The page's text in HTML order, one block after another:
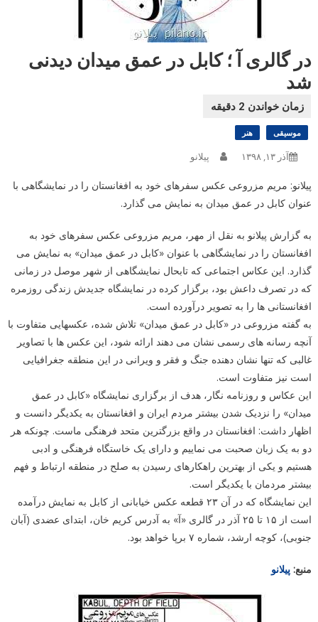
در گالری آ ؛ کابل در عمق میدان دیدنی
شد
موسیقی هنر
آذر ۱۳, ۱۳۹۸ پیلانو
پیلانو: مریم مزروعی عکس سفرهای خود به افغانستان را در نمایشگاهی با
عنوان کابل در عمق میدان به نمایش می گذارد.
به گزارش پیلانو به نقل از مهر، مریم مزروعی عکس سفرهای خود به
افغانستان را در نمایشگاهی با عنوان «کابل در عمق میدان» به نمایش می
گذارد. این عکاس اجتماعی که تابحال نمایشگاهی از شهر موصل در زمانی
که در تصرف داعش بود، برگزار کرده در نمایشگاه جدیدش زندگی روزمره
افغانستانی ها را به تصویر درآورده است.
به گفته مزروعی در «کابل در عمق میدان» تلاش شده، عکسهایی متفاوت با
آنچه رسانه های رسمی نشان می دهند ارائه شود، این عکس ها با تصاویر
غالبی که تنها نشان دهنده جنگ و فقر و ویرانی در این منطقه جغرافیایی
است نیز متفاوت است.
این عکاس و روزنامه نگار، هدف از برگزاری نمایشگاه «کابل در عمق
میدان» را نزدیک شدن بیشتر مردم ایران و افغانستان به یکدیگر دانست و
اظهار داشت: افغانستان در واقع بزرگترین متحد فرهنگی ماست. چونکه هر
دو به یک زبان صحبت می نماییم و دارای یک خاستگاه فرهنگی و ادبی
هستیم و یکی از بهترین راهکارهای رسیدن به صلح در منطقه ارتباط و فهم
بیشتر مردمان با یکدیگر است.
این نمایشگاه که در آن ۲۳ قطعه عکس خیابانی از کابل به نمایش درآمده
است از ۱۵ تا ۲۵ آذر در گالری «آ» به آدرس کریم خان، ابتدای عضدی (آبان
جنوبی)، کوچه ارشد، شماره ۷ برپا خواهد بود.
منبع: پیلانو